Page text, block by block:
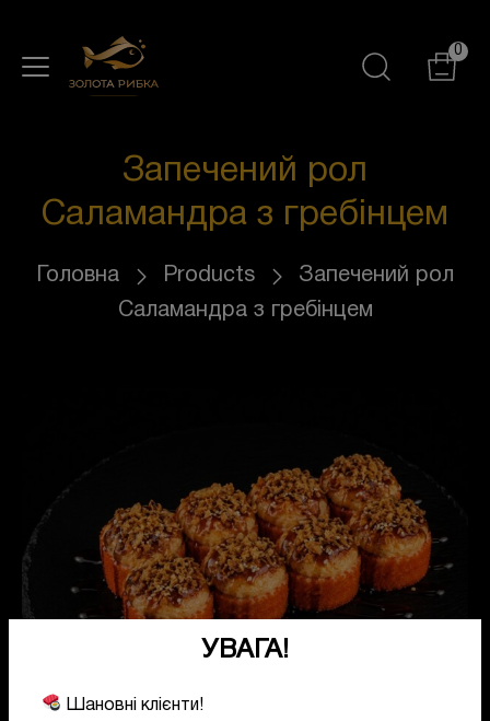
0
Запечений рол
Саламандра з гребінцем
Головна Products
Запечений рол
Саламандра з гребінцем
УВАГА!
Шановні клієнти!